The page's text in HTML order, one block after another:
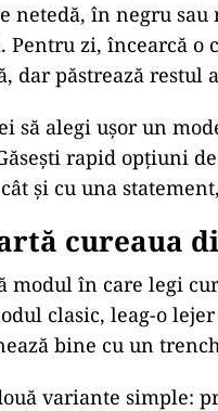
netedă, în negru sau
Pentru zi, încearcă o
dar păstrează restul
să alegi ușor un
rapid opțiuni de
și cu una
cureaua
modul în care legi
clasic, leag-o
bine cu un
variante simple: